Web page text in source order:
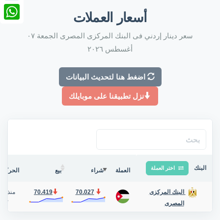
أسعار العملات
سعر دينار إردني فى البنك المركزى المصرى الجمعة ٠٧
أغسطس ٢٠٢٦
اضغط هنا لتحديث البيانات
نزل تطبيقنا على موبايلك
البنك اختر العملة العملة شراء بيع الحركة
البنك المركزى
المصرى
70.027
70.419
منذ 15 ساعة